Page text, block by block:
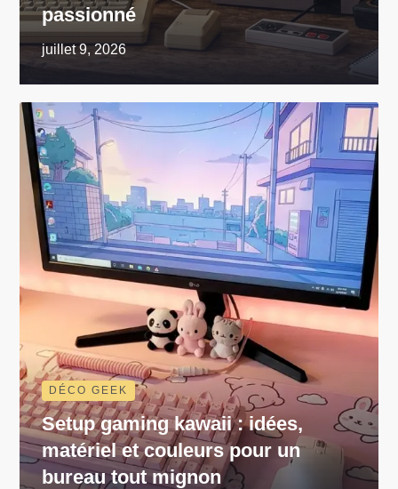
passionné
juillet 9, 2026
DÉCO GEEK
Setup gaming kawaii : idées,
matériel et couleurs pour un
bureau tout mignon